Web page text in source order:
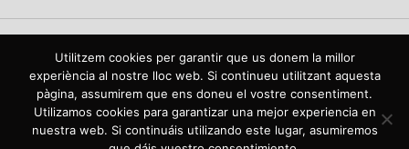
Copyright © 2021 NHLmania.com. Tots els drets reservats / Todos los derechos
reservados. NHLmania és una web dedicada a la difusió de contingut sobre la
NHL, tant en català com en castellà. L'escut de NHLmania.com és propietat de la
web en qüestió. NHLmania es una web dedicada a la difusión de contenido sobre
la NHL, tanto en español como en catalán. El escudo deNHLmania.com es
propiedad de dicha web.
Utilitzem cookies per garantir que us donem la millor
experiència al nostre lloc web. Si continueu utilitzant aquesta
pàgina, assumirem que ens doneu el vostre consentiment.
Utilizamos cookies para garantizar una mejor experiencia en
nuestra web. Si continuáis utilizando este lugar, asumiremos